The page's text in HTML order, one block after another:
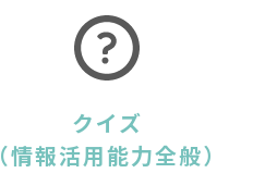
クイズ
（情報活用能力全般）